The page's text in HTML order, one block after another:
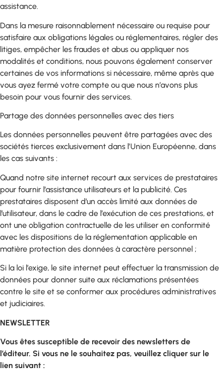
assistance.
Dans la mesure raisonnablement nécessaire ou requise pour
satisfaire aux obligations légales ou réglementaires, régler des
litiges, empêcher les fraudes et abus ou appliquer nos
modalités et conditions, nous pouvons également conserver
certaines de vos informations si nécessaire, même après que
vous ayez fermé votre compte ou que nous n’avons plus
besoin pour vous fournir des services.
Partage des données personnelles avec des tiers
Les données personnelles peuvent être partagées avec des
sociétés tierces exclusivement dans l’Union Européenne, dans
les cas suivants :
Quand notre site internet recourt aux services de prestataires
pour fournir l’assistance utilisateurs et la publicité. Ces
prestataires disposent d’un accès limité aux données de
l’utilisateur, dans le cadre de l’exécution de ces prestations, et
ont une obligation contractuelle de les utiliser en conformité
avec les dispositions de la réglementation applicable en
matière protection des données à caractère personnel ;
Si la loi l’exige, le site internet peut effectuer la transmission de
données pour donner suite aux réclamations présentées
contre le site et se conformer aux procédures administratives
et judiciaires.
NEWSLETTER
Vous êtes susceptible de recevoir des newsletters de
l’éditeur. Si vous ne le souhaitez pas, veuillez cliquer sur le
lien suivant :